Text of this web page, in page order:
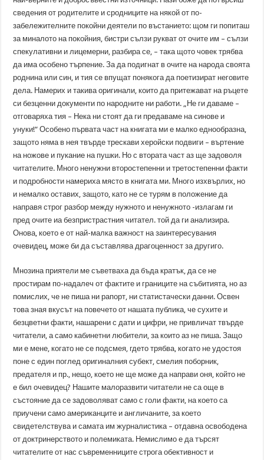
сведения от родителите и сродниците на някой от по-
забележителните покойни деятели по въстанието: щом ги попиташ
за миналото на покойния, бистри сълзи рукват от очите им – сълзи
спекулативни и лицемерни, разбира се, – така щото човек трябва
да има особено търпение. За да подигнат в очите на народа своята
роднина или син, и тия се впущат понякога да поетизират неговите
дела. Намерих и такива оригинали, които да притежават на ръцете
си безценни документи по народните ни работи. „Не ги даваме –
отговаряха тия – Нека ни стоят да ги предаваме на синове и
унуки!“ Особено първата част на книгата ми е малко еднообразна,
защото няма в нея твърде трескави херойски подвиги – въртение
на ножове и пукание на пушки. Но с втората част аз ще задоволя
читателите. Много ненужни второстепенни и третостепенни факти
и подробности намериха място в книгата ми. Много изхвърлих, но
и немалко оставих, защото, като не се турям в положение да
направя строг разбор между нужното и ненужното -излагам ги
пред очите иа безпристрастния читател. той да ги анализира.
Онова, което е от най-малка важност на заинтересувания
очевидец, може би да съставлява драгоценност за другиго.
Мнозина приятели ме съветваха да бъда кратък, да се не
простирам по-надалеч от фактите и границите на събитията, но аз
помислих, че не пиша ни рапорт, ни статистачески данни. Освен
това зная вкусът на повечето от нашата публика, че сухите и
безцветни факти, нашарени с дати и цифри, не привличат твърде
читатели, а само кабинетни любители, за които аз не пиша. Защо
ми е мене, когато не се подсмея, гдето трябва, когато не удостоя
поне с един поглед оригиналния субект, смелия поборник,
предателя и пр., нещо, което не ще може да направи оня, който не
е бил очевидец? Нашите малоразвити читатели не са още в
състояние да се задоволяват само с голи факти, на което са
приучени само американците и англичаните, за което
свидетелствува и самата им журналистика – отдавна освободена
от доктринерството и полемиката. Немислимо е да търсят
читателите от нас съвременниците строга обективност и